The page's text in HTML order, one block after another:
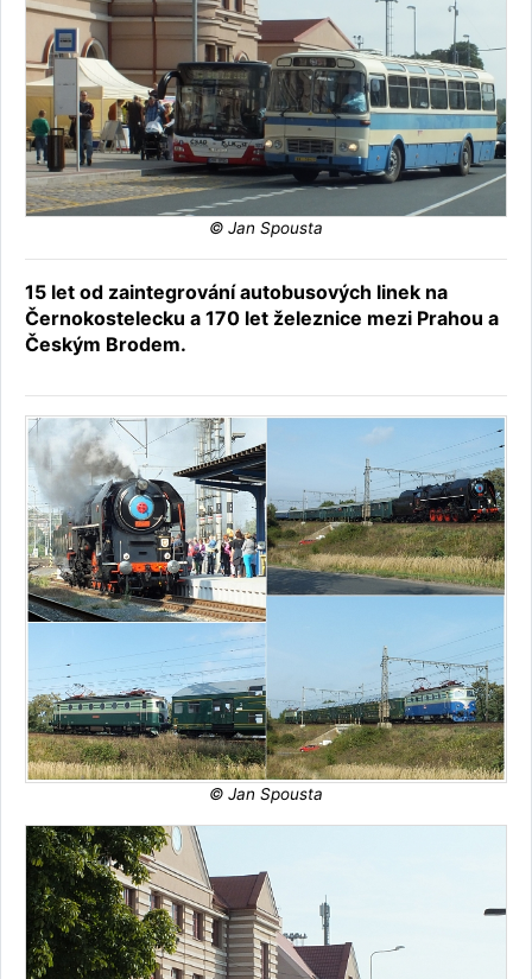
© Jan Spousta
15 let od zaintegrování autobusových linek na
Černokostelecku a 170 let železnice mezi Prahou a
Českým Brodem.
© Jan Spousta